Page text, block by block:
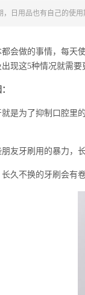
日用品也有自己的使
做的事情，每天使
现这5种情况就需要
为了抑制口腔里的
牙刷用的暴力，长
不换的牙刷会有卷